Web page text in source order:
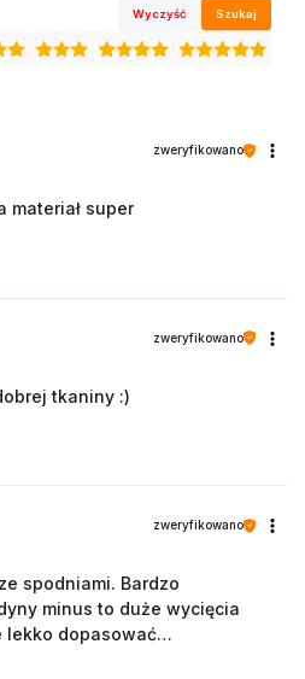
Wyczyść Szukaj
zweryfikowano
materiał super
zweryfikowano
tkaniny :)
zweryfikowano
spodniami. Bardzo
minus to duże wycięcia
lekko dopasować…